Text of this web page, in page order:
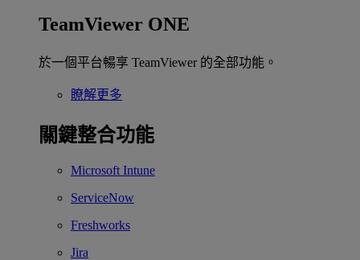
TeamViewer ONE
於一個平台暢享 TeamViewer 的全部功能。
瞭解更多
關鍵整合功能
Microsoft Intune
ServiceNow
Freshworks
Jira